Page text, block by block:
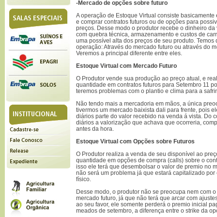
-Mercado de opções sobre futuro
A operação de Estoque Virtual consiste
e comprar contratos futuros ou de opções para
preços. Desse modo o produtor recebe o dinheiro
com quebra técnica, armazenamento e custos de
uma possível alta dos preços de seu produto. Temos
operação: Através do mercado futuro ou através do
Veremos a principal diferente entre eles.
Estoque Virtual com Mercado Futuro
O Produtor vende sua produção ao preço atual, e
quantidade em contratos futuros para Setembro 11
teremos problemas com o plantio e clima para a
Não tendo mais a mercadoria em mãos, a única
tivermos um mercado baixista dali para frente, pois
diários parte do valor recebido na venda á vista. Do
diários a valorização que achava que ocorreria,
antes da hora.
Estoque Virtual com Opções sobre Futuros
O Produtor realiza a venda de seu disponível ao
quantidade em opções de compra (calls) sobre o
isso ele terá que desembolsar o valor de premio no
não será um problema já que estará capitalizado
físico.
Desse modo, o produtor não se preocupa nem com
mercado futuro, já que não terá que arcar com
ao seu favor, ele somente perderá o premio inicial
meados de setembro, a diferença entre o strike da